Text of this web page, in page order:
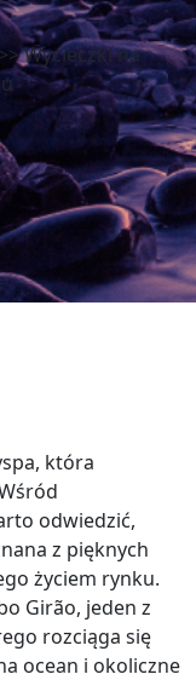
Wycieczki na
która
odwiedzić,
z pięknych
życiem rynku.
Girão, jeden z
rozciąga się
ocean i okoliczne